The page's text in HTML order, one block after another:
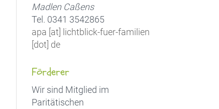
Madlen Caßens
Tel. 0341 3542865
apa [at] lichtblick-fuer-familien
[dot] de
Förderer
Wir sind Mitglied im
Paritätischen